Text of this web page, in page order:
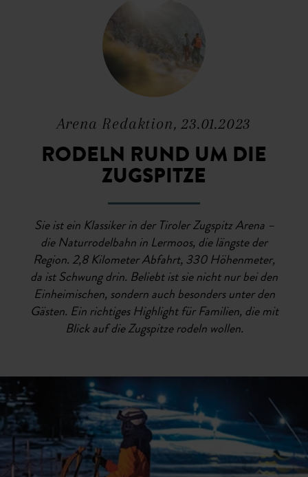
Arena Redaktion, 23.01.2023
RODELN RUND UM DIE
ZUGSPITZE
Sie ist ein Klassiker in der Tiroler Zugspitz Arena –
die Naturrodelbahn in Lermoos, die längste der
Region. 2,8 Kilometer Abfahrt, 330 Höhenmeter,
da ist Schwung drin. Beliebt ist sie nicht nur bei den
Einheimischen, sondern auch besonders unter den
Gästen. Ein richtiges Highlight für Familien, die mit
Blick auf die Zugspitze rodeln wollen.